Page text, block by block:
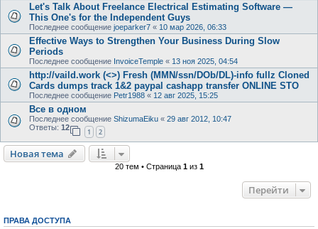
Let's Talk About Freelance Electrical Estimating Software —
This One's for the Independent Guys
Последнее сообщение joeparker7 « 10 мар 2026, 06:33
Effective Ways to Strengthen Your Business During Slow
Periods
Последнее сообщение InvoiceTemple « 13 ноя 2025, 04:54
http://vaild.work (<>) Fresh (MMN/ssn/DOb/DL)-info fullz Cloned
Cards dumps track 1&2 paypal cashapp transfer ONLINE STO
Последнее сообщение Petr1988 « 12 авг 2025, 15:25
Все в одном
Последнее сообщение ShizumaEiku « 29 авг 2012, 10:47
Ответы: 12
1 2
Новая тема
20 тем • Страница 1из 1
Перейти
ПРАВА ДОСТУПА